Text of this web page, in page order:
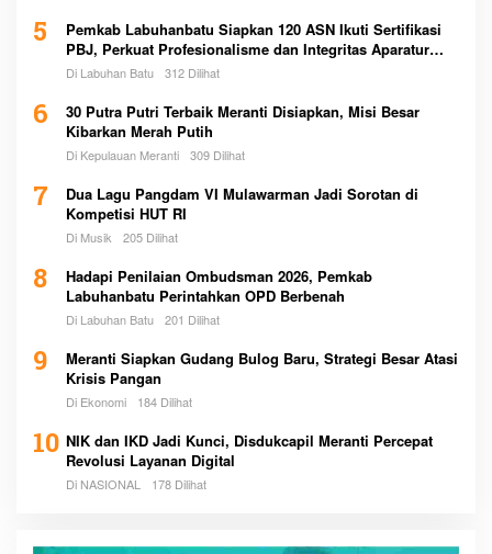
5
Pemkab Labuhanbatu Siapkan 120 ASN Ikuti Sertifikasi
PBJ, Perkuat Profesionalisme dan Integritas Aparatur
Pemerintah
Di Labuhan Batu 312 Dilihat
6
30 Putra Putri Terbaik Meranti Disiapkan, Misi Besar
Kibarkan Merah Putih
Di Kepulauan Meranti 309 Dilihat
7
Dua Lagu Pangdam VI Mulawarman Jadi Sorotan di
Kompetisi HUT RI
Di Musik 205 Dilihat
8
Hadapi Penilaian Ombudsman 2026, Pemkab
Labuhanbatu Perintahkan OPD Berbenah
Di Labuhan Batu 201 Dilihat
9
Meranti Siapkan Gudang Bulog Baru, Strategi Besar Atasi
Krisis Pangan
Di Ekonomi 184 Dilihat
10 NIK dan IKD Jadi Kunci, Disdukcapil Meranti Percepat
Revolusi Layanan Digital
Di NASIONAL 178 Dilihat